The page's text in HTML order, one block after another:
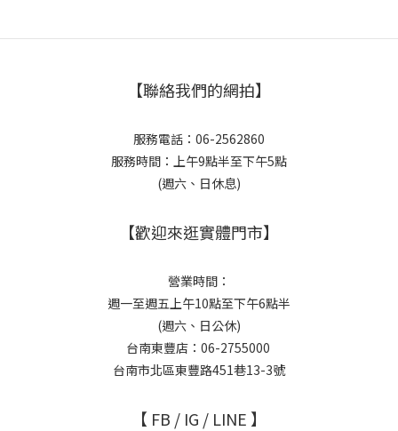
【聯絡我們的網拍】
服務電話：06-2562860
服務時間：上午9點半至下午5點
(週六、日休息)
【歡迎來逛實體門市】
營業時間：
週一至週五上午10點至下午6點半
(週六、日公休)
台南東豐店：06-2755000
台南市北區東豐路451巷13-3號
【 FB / IG / LINE 】